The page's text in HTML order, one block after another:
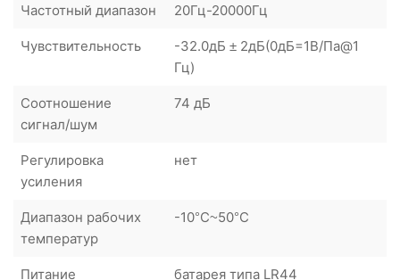
Частотный диапазон 20Гц-20000Гц
Чувствительность
-32.0дБ ± 2дБ(0дБ=1В/Па@1
Гц)
Соотношение
сигнал/шум
74 дБ
Регулировка
усиления
нет
Диапазон рабочих
температур
-10°C~50°C
Питание батарея типа LR44